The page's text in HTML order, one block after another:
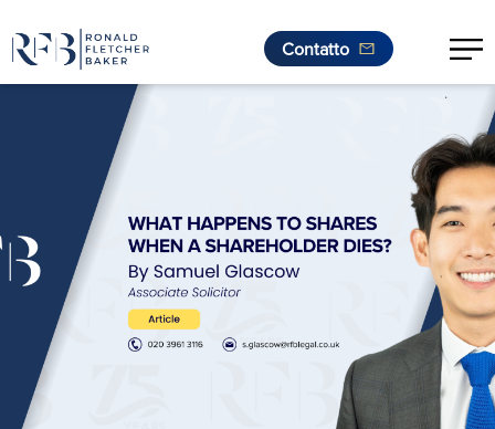
Contatto
.